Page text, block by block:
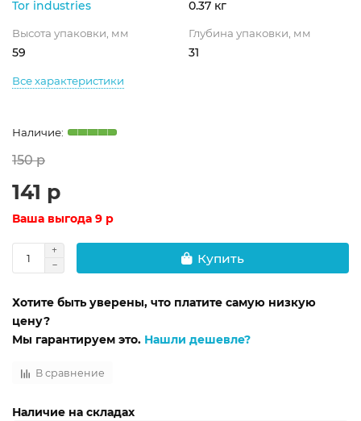
Tor industries 0.37 кг
Высота упаковки, мм
59
Глубина упаковки, мм
31
Все характеристики
150 р
141 р
Ваша выгода 9 р
Купить
Хотите быть уверены, что платите самую низкую
цену?
Мы гарантируем это. Нашли дешевле?
В сравнение
Наличие на складах